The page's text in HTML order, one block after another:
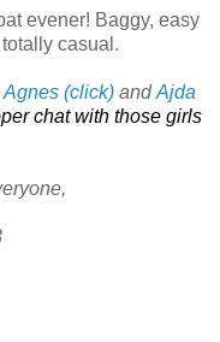
evener! Baggy, easy
casual.
Agnes (click) andAjda
chat with those girls